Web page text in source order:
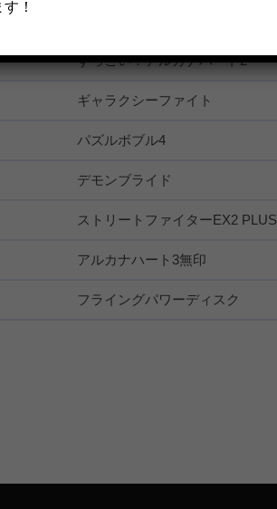
すっごい！アルカナハート2
ギャラクシーファイト
パズルボブル4
デモンブライド
ストリートファイターEX2 PLUS
アルカナハート3無印
フライングパワーディスク
！